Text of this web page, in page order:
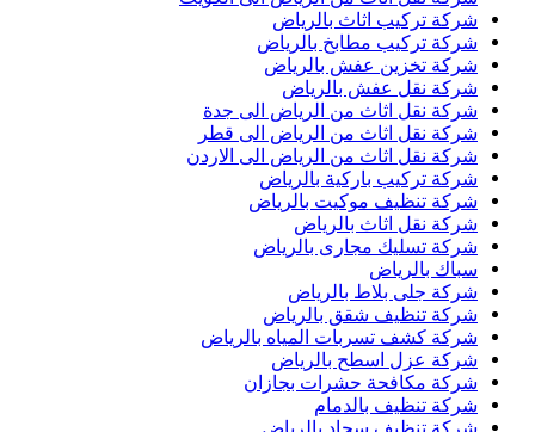
شركة تركيب اثاث بالرياض
شركة تركيب مطابخ بالرياض
شركة تخزين عفش بالرياض
شركة نقل عفش بالرياض
شركة نقل اثاث من الرياض الى جدة
شركة نقل اثاث من الرياض الى قطر
شركة نقل اثاث من الرياض الى الاردن
شركة تركيب باركية بالرياض
شركة تنظيف موكيت بالرياض
شركة نقل اثاث بالرياض
شركة تسليك مجارى بالرياض
سباك بالرياض
شركة جلى بلاط بالرياض
شركة تنظيف شقق بالرياض
شركة كشف تسربات المياه بالرياض
شركة عزل اسطح بالرياض
شركة مكافحة حشرات بجازان
شركة تنظيف بالدمام